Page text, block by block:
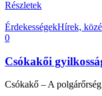
Részletek
ÉrdekességekHírek,
0
Csókakői
Csókakő – A